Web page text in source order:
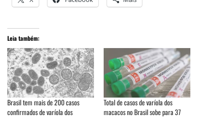
Leia também:
Brasil tem mais de 200 casos
confirmados de varíola dos
Total de casos de varíola dos
macacos no Brasil sobe para 37